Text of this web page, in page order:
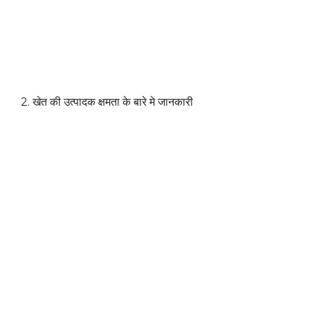
2. खेत की उत्पादक क्षमता के बारे मे जानकारी